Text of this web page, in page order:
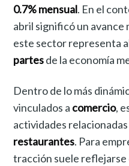
0.7% mensual. En el
abril significó un
este sector representa
partesde la economía
Dentro de lo más
vinculados a comercio,
actividades
restaurantes. Para
tracción suele